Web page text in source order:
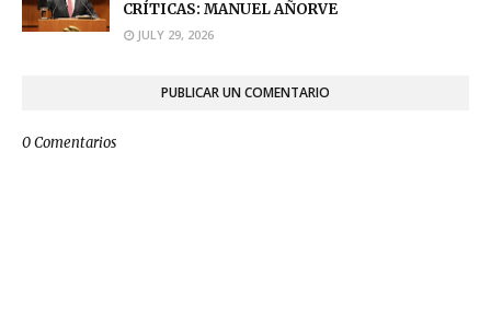
CRÍTICAS: MANUEL AÑORVE
JULY 29, 2026
PUBLICAR UN COMENTARIO
0 Comentarios